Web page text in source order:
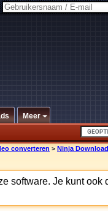
Meer
converteren > Ninja
software. Je kunt ook